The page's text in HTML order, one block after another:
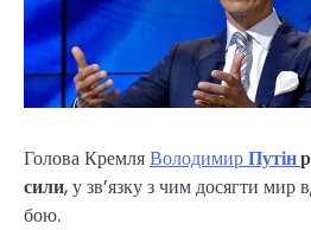
Голова КремляВолодимирПутін
сили, у зв’язку з чим досягти мир
бою.